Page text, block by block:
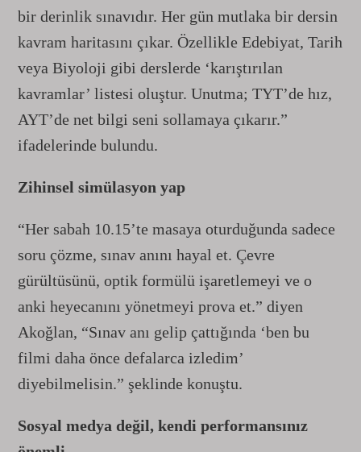
bir derinlik sınavıdır. Her gün mutlaka bir dersin
kavram haritasını çıkar. Özellikle Edebiyat, Tarih
veya Biyoloji gibi derslerde ‘karıştırılan
kavramlar’ listesi oluştur. Unutma; TYT’de hız,
AYT’de net bilgi seni sollamaya çıkarır.”
ifadelerinde bulundu.
Zihinsel simülasyon yap
“Her sabah 10.15’te masaya oturduğunda sadece
soru çözme, sınav anını hayal et. Çevre
gürültüsünü, optik formülü işaretlemeyi ve o
anki heyecanını yönetmeyi prova et.” diyen
Akoğlan, “Sınav anı gelip çattığında ‘ben bu
filmi daha önce defalarca izledim’
diyebilmelisin.” şeklinde konuştu.
Sosyal medya değil, kendi performansınız